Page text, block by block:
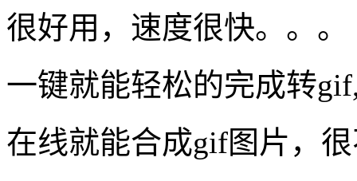
很好用，速度很快。。。
一键就能轻松的完成转
在线就能合成gif图片，